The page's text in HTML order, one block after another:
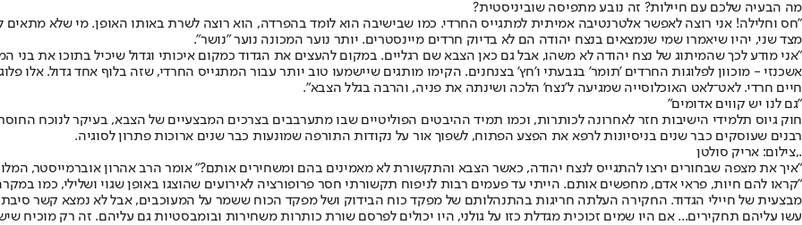
מה הבעיה שלכם עם חיילות? זה נובע מתפיסה שוביניסטית?
"חס וחלילה! אני רוצה לאפשר אלטרנטיבה אמיתית למתגייס החרדי. כמו שבישיבה הוא לומד בהפרדה, הוא רוצה לשרת באותו האופן. מי שלא מתאים
מצד שני, יהיו שיאמרו שמי שנמצאים בנצח יהודה הם לא בדיוק חרדים מיינסטרים. יותר נוער המכונה נוער "נושר".
"אני מודע לכך שהמיתוג של נצח יהודה לא משהו, אבל גם כאן הצבא שם רגליים. במקום להעצים את הגדוד כמקום איכותי וגדול שיכיל בתוכו את בני
אשכנזי - מוכוון לפלוגות החרדים 'תומר' בגבעתי ו'חץ' בצנחנים. הקימו מותגים שיישמעו טוב יותר עבור המתגייס החרדי, שזה בלוף אחד גדול. אלו
חיים חרדי. לאט־לאט האוכלוסייה שמגיעה ל'נצח' הלכה ושינתה את פניה, והרבה בגלל הצבא".
"גם לנו יש קווים אדומים"
חוק גיוס תלמידי הישיבות חזר לאחרונה לכותרות, וכמו תמיד ההיבטים הפוליטיים שבו מתערבבים בצרכים המבצעיים של הצבא, בעיקר לנוכח
רבנים שעוסקים כבר שנים בניסיונות לרפא את הפצע הפתוח, לשפוך אור על נקודות התורפה שמונעות כבר שנים ארוכות פתרון לסוגיה.
.,צילום: אריק סולטן
"איך את מצפה שבחורים ירצו להתגייס לנצח יהודה, כאשר הצבא והתקשורת לא מאמינים בהם ומשחירים אותם?" אומר הרב אהרון אוברמייסטר,
מבצעית של חיילי הגדוד. החקירה העלתה חריגות בהתנהלותם של מפקד כוח הבידוק ושל מפקד הכוח ששמר על המעוכבים, אבל לא נמצא קשר
עשו עליהם תחקירים... אם היו שמים זכוכית מגדלת כזו על גולני, היו יכולים לפרסם שורת כותרות משחירות ובומבסטיות גם עליהם. זה רק מוכיח